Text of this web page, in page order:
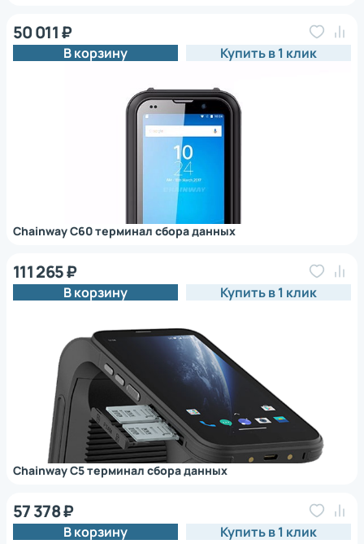
Chainway C60 терминал сбора данных
50 011 ₽
В корзину Купить в 1 клик
Chainway C5 терминал сбора данных
111 265 ₽
В корзину Купить в 1 клик
57 378 ₽
В корзину Купить в 1 клик